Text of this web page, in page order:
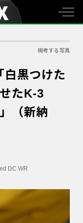
視考する写真
白黒つけた
たK-3
（新納
DC WR